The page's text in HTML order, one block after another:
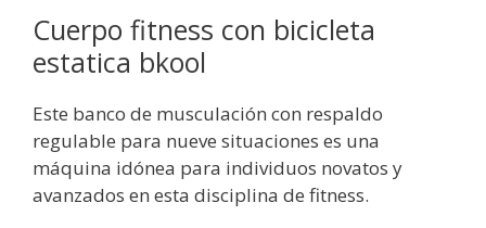
Cuerpo fitness con bicicleta
estatica bkool
Este banco de musculación con respaldo
regulable para nueve situaciones es una
máquina idónea para individuos novatos y
avanzados en esta disciplina de fitness.